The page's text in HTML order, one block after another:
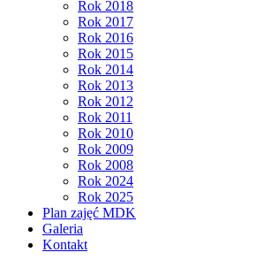
Rok 2018
Rok 2017
Rok 2016
Rok 2015
Rok 2014
Rok 2013
Rok 2012
Rok 2011
Rok 2010
Rok 2009
Rok 2008
Rok 2024
Rok 2025
Plan zajęć MDK
Galeria
Kontakt